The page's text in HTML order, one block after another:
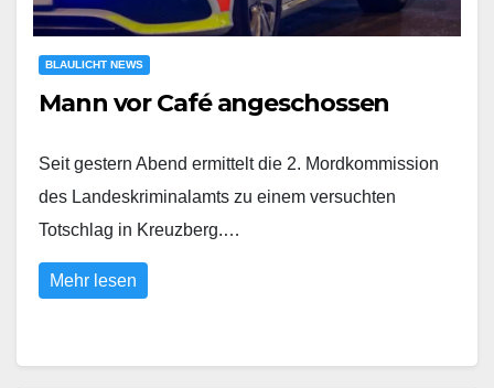
BLAULICHT NEWS
Mann vor Café angeschossen
Seit gestern Abend ermittelt die 2. Mordkommission
des Landeskriminalamts zu einem versuchten
Totschlag in Kreuzberg.…
Mehr lesen